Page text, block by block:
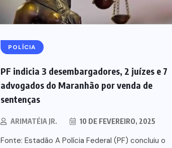
POLÍCIA
PF indicia 3 desembargadores, 2 juízes e 7
advogados do Maranhão por venda de
sentenças
ARIMATÉIA JR. 10 DE FEVEREIRO, 2025
Fonte: Estadão A Polícia Federal (PF) concluiu o